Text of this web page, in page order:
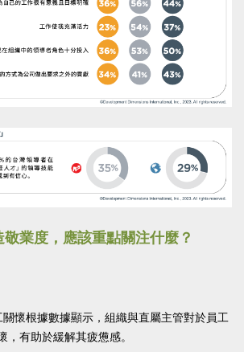
業度，應該重點關注什麼？
關懷根據數據顯示，組織與直屬主管對於員工
，有助於緩解其疲憊感。